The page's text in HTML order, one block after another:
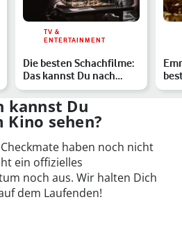
TV &
ENTERTAINMENT
Die besten Schachfilme:
Das kannst Du nach
Damengambit gucken
kannst Du
Kino sehen?
haben noch nicht
ein offizielles
noch aus. Wir halten Dich
dem Laufenden!